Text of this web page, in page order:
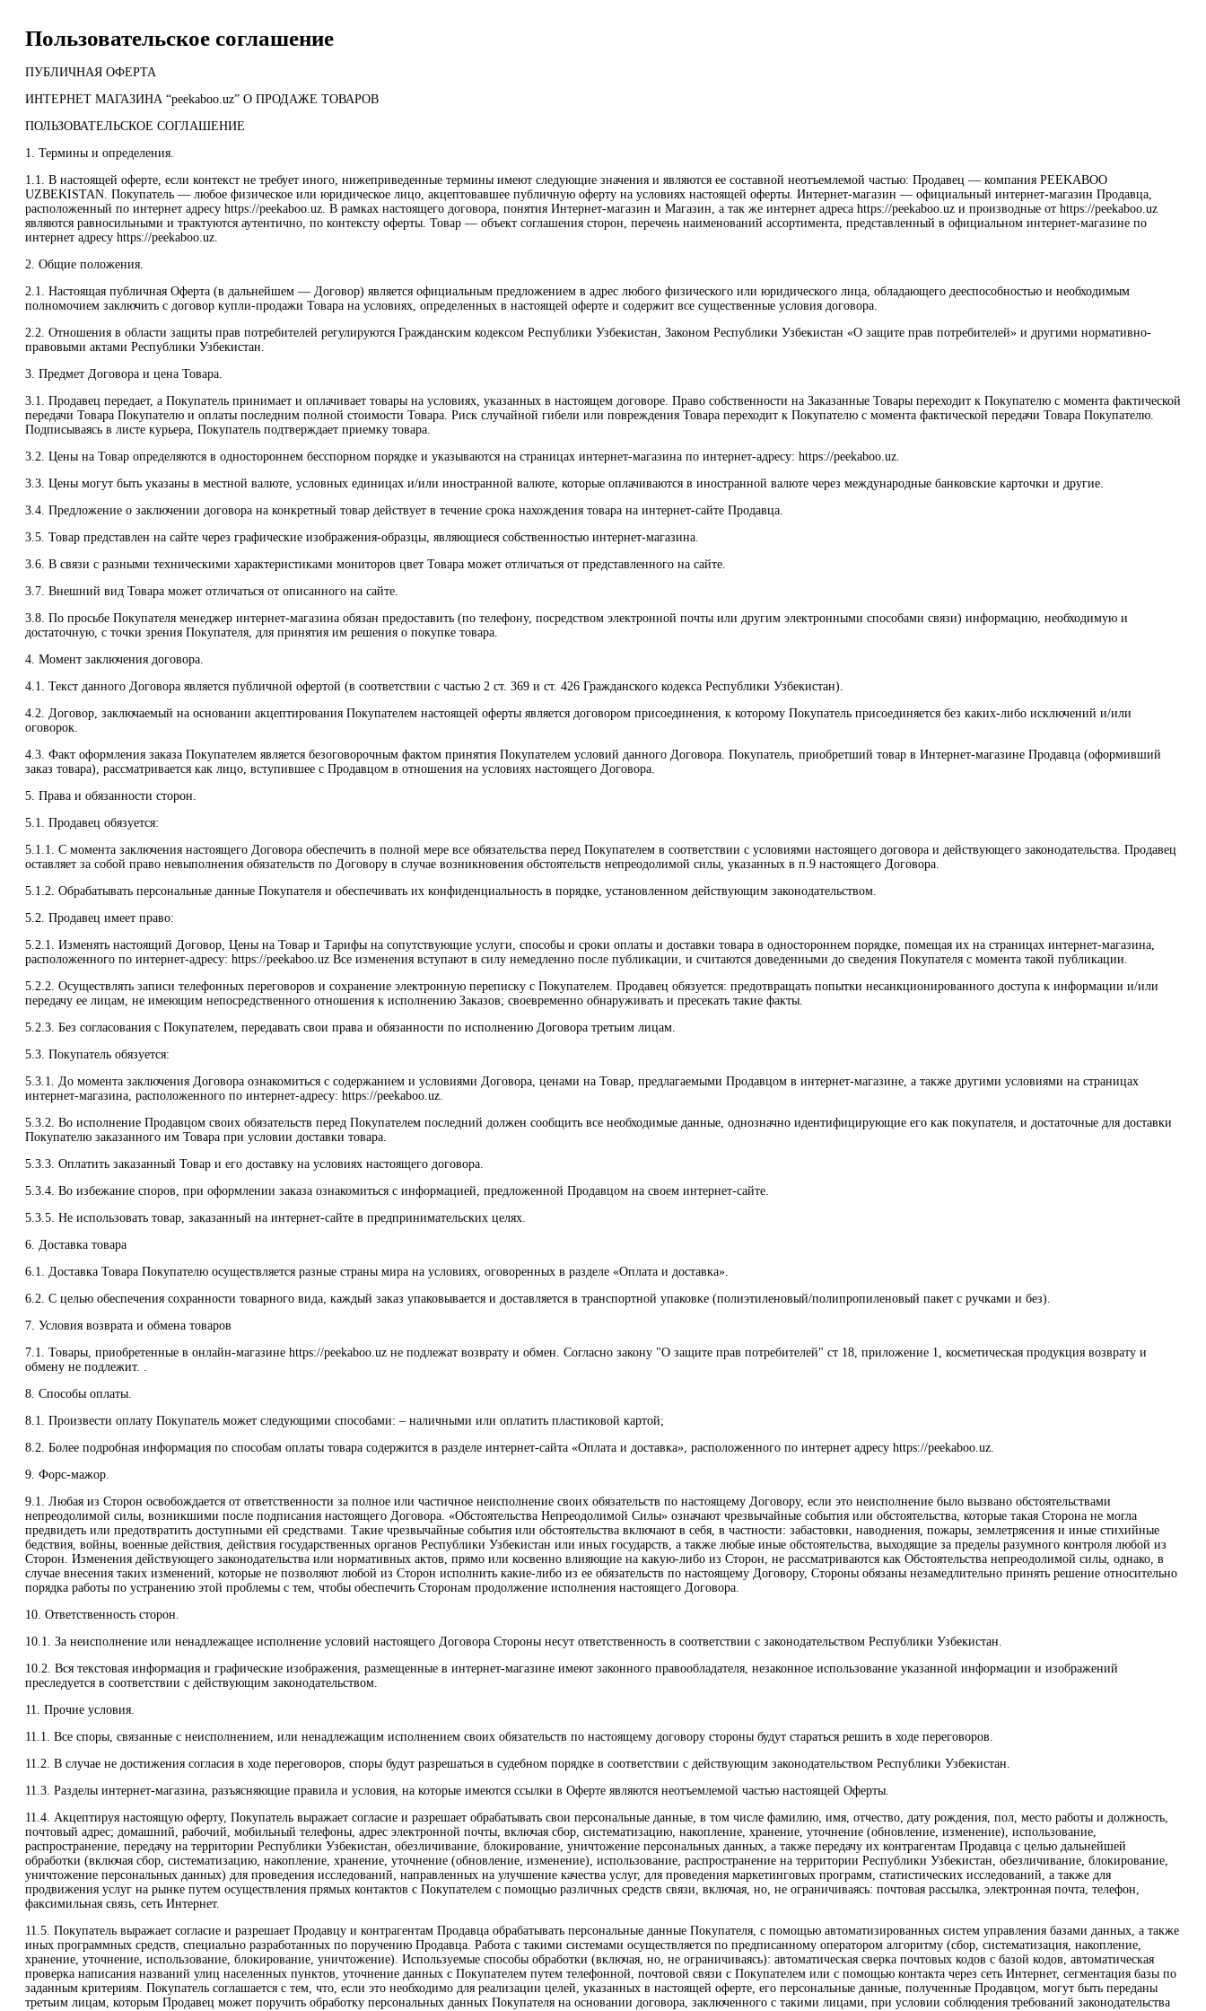
Пользовательское соглашение
ПУБЛИЧНАЯ ОФЕРТА
ИНТЕРНЕТ МАГАЗИНА “peekaboo.uz” О ПРОДАЖЕ ТОВАРОВ
ПОЛЬЗОВАТЕЛЬСКОЕ СОГЛАШЕНИЕ
1. Термины и определения.
1.1. В настоящей оферте, если контекст не требует иного, нижеприведенные термины имеют следующие значения и являются ее составной неотъемлемой частью: Продавец — компания PEEKABOO
UZBEKISTAN. Покупатель — любое физическое или юридическое лицо, акцептовавшее публичную оферту на условиях настоящей оферты. Интернет-магазин — официальный интернет-магазин Продавца,
расположенный по интернет адресу https://peekaboo.uz. В рамках настоящего договора, понятия Интернет-магазин и Магазин, а так же интернет адреса https://peekaboo.uz и производные от https://peekaboo.uz
являются равносильными и трактуются аутентично, по контексту оферты. Товар — объект соглашения сторон, перечень наименований ассортимента, представленный в официальном интернет-магазине по
интернет адресу https://peekaboo.uz.
2. Общие положения.
2.1. Настоящая публичная Оферта (в дальнейшем — Договор) является официальным предложением в адрес любого физического или юридического лица, обладающего дееспособностью и необходимым
полномочием заключить с договор купли-продажи Товара на условиях, определенных в настоящей оферте и содержит все существенные условия договора.
2.2. Отношения в области защиты прав потребителей регулируются Гражданским кодексом Республики Узбекистан, Законом Республики Узбекистан «О защите прав потребителей» и другими нормативно-
правовыми актами Республики Узбекистан.
3. Предмет Договора и цена Товара.
3.1. Продавец передает, а Покупатель принимает и оплачивает товары на условиях, указанных в настоящем договоре. Право собственности на Заказанные Товары переходит к Покупателю с момента фактической
передачи Товара Покупателю и оплаты последним полной стоимости Товара. Риск случайной гибели или повреждения Товара переходит к Покупателю с момента фактической передачи Товара Покупателю.
Подписываясь в листе курьера, Покупатель подтверждает приемку товара.
3.2. Цены на Товар определяются в одностороннем бесспорном порядке и указываются на страницах интернет-магазина по интернет-адресу: https://peekaboo.uz.
3.3. Цены могут быть указаны в местной валюте, условных единицах и/или иностранной валюте, которые оплачиваются в иностранной валюте через международные банковские карточки и другие.
3.4. Предложение о заключении договора на конкретный товар действует в течение срока нахождения товара на интернет-сайте Продавца.
3.5. Товар представлен на сайте через графические изображения-образцы, являющиеся собственностью интернет-магазина.
3.6. В связи с разными техническими характеристиками мониторов цвет Товара может отличаться от представленного на сайте.
3.7. Внешний вид Товара может отличаться от описанного на сайте.
3.8. По просьбе Покупателя менеджер интернет-магазина обязан предоставить (по телефону, посредством электронной почты или другим электронными способами связи) информацию, необходимую и
достаточную, с точки зрения Покупателя, для принятия им решения о покупке товара.
4. Момент заключения договора.
4.1. Текст данного Договора является публичной офертой (в соответствии с частью 2 ст. 369 и ст. 426 Гражданского кодекса Республики Узбекистан).
4.2. Договор, заключаемый на основании акцептирования Покупателем настоящей оферты является договором присоединения, к которому Покупатель присоединяется без каких-либо исключений и/или
оговорок.
4.3. Факт оформления заказа Покупателем является безоговорочным фактом принятия Покупателем условий данного Договора. Покупатель, приобретший товар в Интернет-магазине Продавца (оформивший
заказ товара), рассматривается как лицо, вступившее с Продавцом в отношения на условиях настоящего Договора.
5. Права и обязанности сторон.
5.1. Продавец обязуется:
5.1.1. С момента заключения настоящего Договора обеспечить в полной мере все обязательства перед Покупателем в соответствии с условиями настоящего договора и действующего законодательства. Продавец
оставляет за собой право невыполнения обязательств по Договору в случае возникновения обстоятельств непреодолимой силы, указанных в п.9 настоящего Договора.
5.1.2. Обрабатывать персональные данные Покупателя и обеспечивать их конфиденциальность в порядке, установленном действующим законодательством.
5.2. Продавец имеет право:
5.2.1. Изменять настоящий Договор, Цены на Товар и Тарифы на сопутствующие услуги, способы и сроки оплаты и доставки товара в одностороннем порядке, помещая их на страницах интернет-магазина,
расположенного по интернет-адресу: https://peekaboo.uz Все изменения вступают в силу немедленно после публикации, и считаются доведенными до сведения Покупателя с момента такой публикации.
5.2.2. Осуществлять записи телефонных переговоров и сохранение электронную переписку с Покупателем. Продавец обязуется: предотвращать попытки несанкционированного доступа к информации и/или
передачу ее лицам, не имеющим непосредственного отношения к исполнению Заказов; своевременно обнаруживать и пресекать такие факты.
5.2.3. Без согласования с Покупателем, передавать свои права и обязанности по исполнению Договора третьим лицам.
5.3. Покупатель обязуется:
5.3.1. До момента заключения Договора ознакомиться с содержанием и условиями Договора, ценами на Товар, предлагаемыми Продавцом в интернет-магазине, а также другими условиями на страницах
интернет-магазина, расположенного по интернет-адресу: https://peekaboo.uz.
5.3.2. Во исполнение Продавцом своих обязательств перед Покупателем последний должен сообщить все необходимые данные, однозначно идентифицирующие его как покупателя, и достаточные для доставки
Покупателю заказанного им Товара при условии доставки товара.
5.3.3. Оплатить заказанный Товар и его доставку на условиях настоящего договора.
5.3.4. Во избежание споров, при оформлении заказа ознакомиться с информацией, предложенной Продавцом на своем интернет-сайте.
5.3.5. Не использовать товар, заказанный на интернет-сайте в предпринимательских целях.
6. Доставка товара
6.1. Доставка Товара Покупателю осуществляется разные страны мира на условиях, оговоренных в разделе «Оплата и доставка».
6.2. С целью обеспечения сохранности товарного вида, каждый заказ упаковывается и доставляется в транспортной упаковке (полиэтиленовый/полипропиленовый пакет с ручками и без).
7. Условия возврата и обмена товаров
7.1. Товары, приобретенные в онлайн-магазине https://peekaboo.uz не подлежат возврату и обмен. Согласно закону "О защите прав потребителей" ст 18, приложение 1, косметическая продукция возврату и
обмену не подлежит. .
8. Способы оплаты.
8.1. Произвести оплату Покупатель может следующими способами: – наличными или оплатить пластиковой картой;
8.2. Более подробная информация по способам оплаты товара содержится в разделе интернет-сайта «Оплата и доставка», расположенного по интернет адресу https://peekaboo.uz.
9. Форс-мажор.
9.1. Любая из Сторон освобождается от ответственности за полное или частичное неисполнение своих обязательств по настоящему Договору, если это неисполнение было вызвано обстоятельствами
непреодолимой силы, возникшими после подписания настоящего Договора. «Обстоятельства Непреодолимой Силы» означают чрезвычайные события или обстоятельства, которые такая Сторона не могла
предвидеть или предотвратить доступными ей средствами. Такие чрезвычайные события или обстоятельства включают в себя, в частности: забастовки, наводнения, пожары, землетрясения и иные стихийные
бедствия, войны, военные действия, действия государственных органов Республики Узбекистан или иных государств, а также любые иные обстоятельства, выходящие за пределы разумного контроля любой из
Сторон. Изменения действующего законодательства или нормативных актов, прямо или косвенно влияющие на какую-либо из Сторон, не рассматриваются как Обстоятельства непреодолимой силы, однако, в
случае внесения таких изменений, которые не позволяют любой из Сторон исполнить какие-либо из ее обязательств по настоящему Договору, Стороны обязаны незамедлительно принять решение относительно
порядка работы по устранению этой проблемы с тем, чтобы обеспечить Сторонам продолжение исполнения настоящего Договора.
10. Ответственность сторон.
10.1. За неисполнение или ненадлежащее исполнение условий настоящего Договора Стороны несут ответственность в соответствии с законодательством Республики Узбекистан.
10.2. Вся текстовая информация и графические изображения, размещенные в интернет-магазине имеют законного правообладателя, незаконное использование указанной информации и изображений
преследуется в соответствии с действующим законодательством.
11. Прочие условия.
11.1. Все споры, связанные с неисполнением, или ненадлежащим исполнением своих обязательств по настоящему договору стороны будут стараться решить в ходе переговоров.
11.2. В случае не достижения согласия в ходе переговоров, споры будут разрешаться в судебном порядке в соответствии с действующим законодательством Республики Узбекистан.
11.3. Разделы интернет-магазина, разъясняющие правила и условия, на которые имеются ссылки в Оферте являются неотъемлемой частью настоящей Оферты.
11.4. Акцептируя настоящую оферту, Покупатель выражает согласие и разрешает обрабатывать свои персональные данные, в том числе фамилию, имя, отчество, дату рождения, пол, место работы и должность,
почтовый адрес; домашний, рабочий, мобильный телефоны, адрес электронной почты, включая сбор, систематизацию, накопление, хранение, уточнение (обновление, изменение), использование,
распространение, передачу на территории Республики Узбекистан, обезличивание, блокирование, уничтожение персональных данных, а также передачу их контрагентам Продавца с целью дальнейшей
обработки (включая сбор, систематизацию, накопление, хранение, уточнение (обновление, изменение), использование, распространение на территории Республики Узбекистан, обезличивание, блокирование,
уничтожение персональных данных) для проведения исследований, направленных на улучшение качества услуг, для проведения маркетинговых программ, статистических исследований, а также для
продвижения услуг на рынке путем осуществления прямых контактов с Покупателем с помощью различных средств связи, включая, но, не ограничиваясь: почтовая рассылка, электронная почта, телефон,
факсимильная связь, сеть Интернет.
11.5. Покупатель выражает согласие и разрешает Продавцу и контрагентам Продавца обрабатывать персональные данные Покупателя, с помощью автоматизированных систем управления базами данных, а также
иных программных средств, специально разработанных по поручению Продавца. Работа с такими системами осуществляется по предписанному оператором алгоритму (сбор, систематизация, накопление,
хранение, уточнение, использование, блокирование, уничтожение). Используемые способы обработки (включая, но, не ограничиваясь): автоматическая сверка почтовых кодов с базой кодов, автоматическая
проверка написания названий улиц населенных пунктов, уточнение данных с Покупателем путем телефонной, почтовой связи с Покупателем или с помощью контакта через сеть Интернет, сегментация базы по
заданным критериям. Покупатель соглашается с тем, что, если это необходимо для реализации целей, указанных в настоящей оферте, его персональные данные, полученные Продавцом, могут быть переданы
третьим лицам, которым Продавец может поручить обработку персональных данных Покупателя на основании договора, заключенного с такими лицами, при условии соблюдения требований законодательства